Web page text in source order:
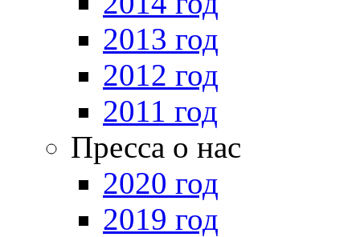
2013 год
2012 год
2011 год
Пресса о нас
2020 год
2019 год